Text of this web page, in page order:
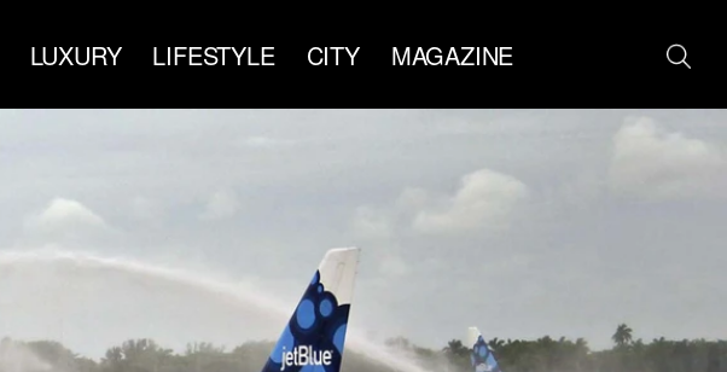
LUXURY LIFESTYLE CITY MAGAZINE